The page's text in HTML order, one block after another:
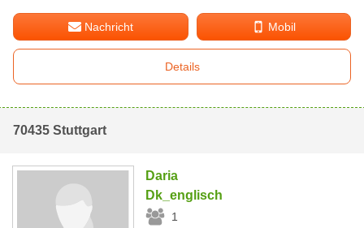
Nachricht Mobil
Details
70435 Stuttgart
Daria
Dk_englisch
1